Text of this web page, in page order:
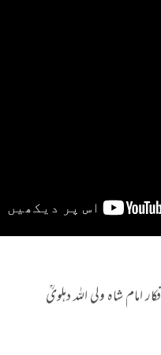
امام شاہ ولی اللہ دہلویؒ